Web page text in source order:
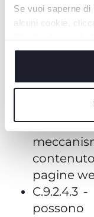
Se vuoi saperne
alcuni cookie,
cookie tecnici,
pagine
C.9.2.4.3